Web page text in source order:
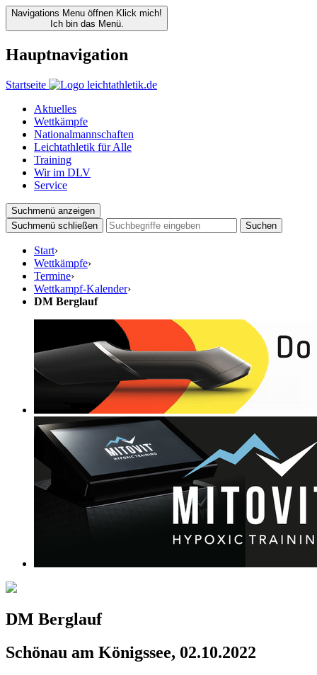
Navigations Menu öffnen Klick mich!
Ich bin das Menü.
Hauptnavigation
Startseite
Aktuelles
Wettkämpfe
Nationalmannschaften
Leichtathletik für Alle
Training
Wir im DLV
Service
Suchmenü anzeigen
Suchmenü schließen
Suchen
Start›
Wettkämpfe›
Termine›
Wettkampf-Kalender›
DM Berglauf
DM Berglauf
Schönau am Königssee, 02.10.2022